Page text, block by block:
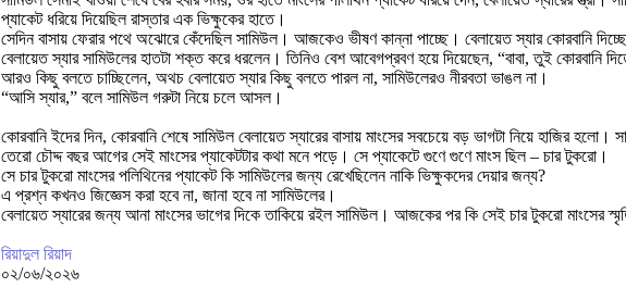
প্যাকেট ধরিয়ে দিয়েছিল রাস্তার এক ভিক্ষুকের হাতে।
সেদিন বাসায় ফেরার পথে অঝোরে কেঁদেছিল সামিউল। আজকেও ভীষণ কান্না পাচ্ছে। বেলায়েত স্যার কোরবানি
বেলায়েত স্যার সামিউলের হাতটা শক্ত করে ধরলেন। তিনিও বেশ আবেগপ্রবণ হয়ে দিয়েছেন, “বাবা, তুই কোরবানি
আরও কিছু বলতে চাচ্ছিলেন, অথচ বেলায়েত স্যার কিছু বলতে পারল না, সামিউলেরও নীরবতা ভাঙল না।
“আসি স্যার,” বলে সামিউল গরুটা নিয়ে চলে আসল।
কোরবানি ইদের দিন, কোরবানি শেষে সামিউল বেলায়েত স্যারের বাসায় মাংসের সবচেয়ে বড় ভাগটা নিয়ে হাজির
তেরো চৌদ্দ বছর আগের সেই মাংসের প্যাকেটটার কথা মনে পড়ে। সে প্যাকেটে গুণে গুণে মাংস ছিল – চার টুকরো।
সে চার টুকরো মাংসের পলিথিনের প্যাকেট কি সামিউলের জন্য রেখেছিলেন নাকি ভিক্ষুকদের দেয়ার জন্য?
এ প্রশ্ন কখনও জিজ্ঞেস করা হবে না, জানা হবে না সামিউলের।
বেলায়েত স্যারের জন্য আনা মাংসের ভাগের দিকে তাকিয়ে রইল সামিউল। আজকের পর কি সেই চার টুকরো মাংসের
রিয়াদুল রিয়াদ
০২/০৬/২০২৬